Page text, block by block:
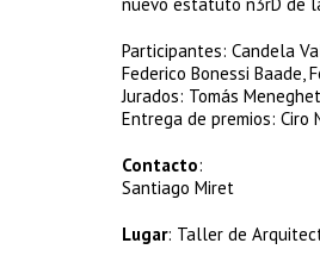
Participantes: Candela
Federico Bonessi Baade,
Jurados: Tomás
Entrega de premios: Ciro
Contacto:
Santiago Miret
Lugar: Taller de